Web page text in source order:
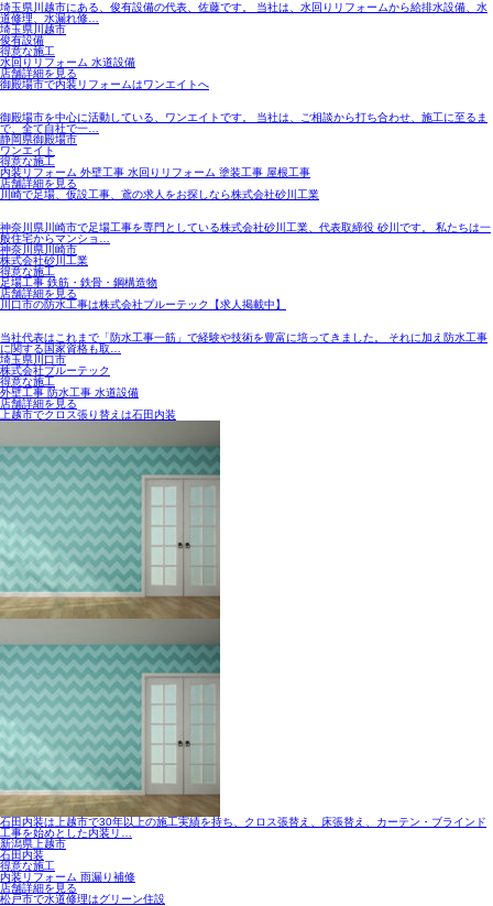
埼玉県川越市にある、俊有設備の代表、佐藤です。 当社は、水回りリフォームから給排水設備、水
道修理、水漏れ修…
埼玉県川越市
俊有設備
得意な施工
水回りリフォーム 水道設備
店舗詳細を見る
御殿場市で内装リフォームはワンエイトへ
御殿場市を中心に活動している、ワンエイトです。 当社は、ご相談から打ち合わせ、施工に至るま
で、全て自社で一…
静岡県御殿場市
ワンエイト
得意な施工
内装リフォーム 外壁工事 水回りリフォーム 塗装工事 屋根工事
店舗詳細を見る
川崎で足場、仮設工事、鳶の求人をお探しなら株式会社砂川工業
神奈川県川崎市で足場工事を専門としている株式会社砂川工業、代表取締役 砂川です。 私たちは一
般住宅からマンショ…
神奈川県川崎市
株式会社砂川工業
得意な施工
足場工事 鉄筋・鉄骨・鋼構造物
店舗詳細を見る
川口市の防水工事は株式会社プルーテック【求人掲載中】
当社代表はこれまで「防水工事一筋」で経験や技術を豊富に培ってきました。 それに加え防水工事
に関する国家資格も取…
埼玉県川口市
株式会社プルーテック
得意な施工
外壁工事 防水工事 水道設備
店舗詳細を見る
上越市でクロス張り替えは石田内装
石田内装は上越市で30年以上の施工実績を持ち、クロス張替え、床張替え、カーテン・ブラインド
工事を始めとした内装リ…
新潟県上越市
石田内装
得意な施工
内装リフォーム 雨漏り補修
店舗詳細を見る
松戸市で水道修理はグリーン住設